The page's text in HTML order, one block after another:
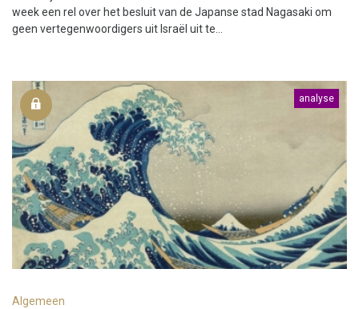
week een rel over het besluit van de Japanse stad Nagasaki om
geen vertegenwoordigers uit Israël uit te...
analyse
Algemeen